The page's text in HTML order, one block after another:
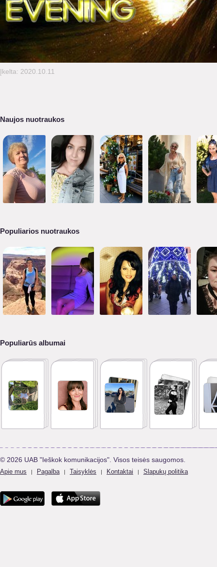
Įkelta: 2020.10.11
Naujos nuotraukos
Populiarios nuotraukos
Populiarūs albumai
© 2026 UAB "Ieškok komunikacijos". Visos teisės saugomos.
Apie mus | Pagalba | Taisyklės | Kontaktai | Slapukų politika